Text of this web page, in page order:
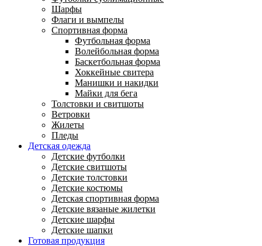
Шарфы
Флаги и вымпелы
Спортивная форма
Футбольная форма
Волейбольная форма
Баскетбольная форма
Хоккейные свитера
Манишки и накидки
Майки для бега
Толстовки и свитшоты
Ветровки
Жилеты
Пледы
Детская одежда
Детские футболки
Детские свитшоты
Детские толстовки
Детские костюмы
Детская спортивная форма
Детские вязаные жилетки
Детские шарфы
Детские шапки
Готовая продукция